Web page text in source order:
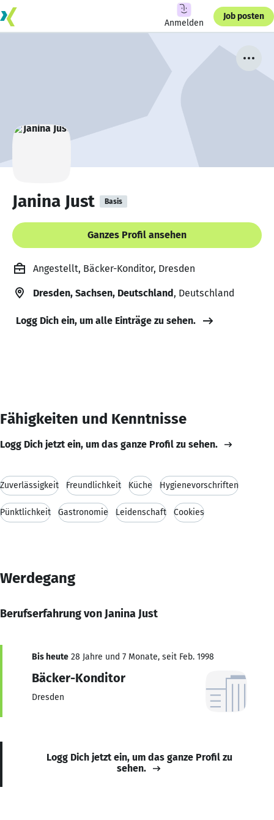
Anmelden
Job posten
Janina Just Basis
Ganzes Profil ansehen
Angestellt, Bäcker-Konditor, Dresden
Dresden, Sachsen, Deutschland, Deutschland
Logg Dich ein, um alle Einträge zu sehen.
Fähigkeiten und Kenntnisse
Logg Dich jetzt ein, um das ganze Profil zu sehen.
Zuverlässigkeit Freundlichkeit Küche Hygienevorschriften
Pünktlichkeit Gastronomie Leidenschaft Cookies
Werdegang
Berufserfahrung von Janina Just
Bis heute 28 Jahre und 7 Monate, seit Feb. 1998
Bäcker-Konditor
Dresden
Logg Dich jetzt ein, um das ganze Profil zu
sehen.